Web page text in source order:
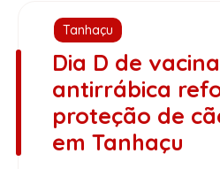
Tanhaçu
Dia D de
antirrábica
proteção de
em Tanhaçu